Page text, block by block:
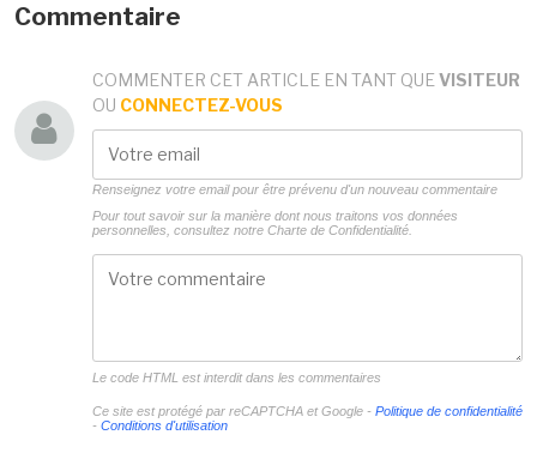
Commentaire
COMMENTER CET ARTICLE EN TANT QUE VISITEUR
OU CONNECTEZ-VOUS
Renseignez votre email pour être prévenu d'un nouveau commentaire
Pour tout savoir sur la manière dont nous traitons vos données
personnelles, consultez notre Charte de Confidentialité.
Le code HTML est interdit dans les commentaires
Ce site est protégé par reCAPTCHA et Google - Politique de confidentialité
- Conditions d'utilisation